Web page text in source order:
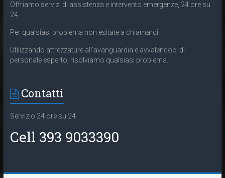
Offriamo servizi di assistenza e intervento emergenze, 24 ore su
24.
Per qualsiasi problema non esitate a chiamarci!
Utilizzando attrezzature all’avanguardia e avvalendoci di
personale esperto, risolviamo qualsiasi problema.
Contatti
Servizio 24 ore su 24
Cell 393 9033390